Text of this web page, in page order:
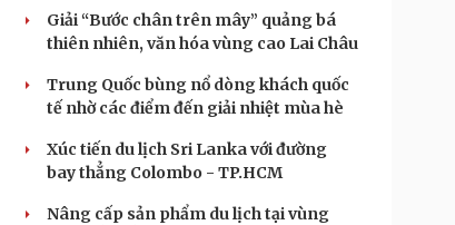
Cửa sổ tình yêu
Kể chuyện cho bé
Hạt giống tâm hồn
Giải “Bước chân trên mây” quảng bá
thiên nhiên, văn hóa vùng cao Lai Châu
Trung Quốc bùng nổ dòng khách quốc
tế nhờ các điểm đến giải nhiệt mùa hè
Xúc tiến du lịch Sri Lanka với đường
bay thẳng Colombo - TP.HCM
Nâng cấp sản phẩm du lịch tại vùng